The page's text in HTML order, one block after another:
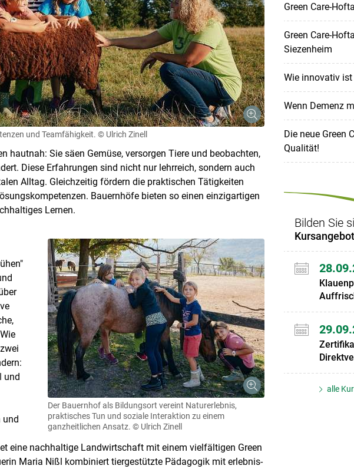
Skip to main content
und Teamfähigkeit. © Ulrich Zinell
hautnah: Sie säen Gemüse, versorgen Tiere und beobachten,
Diese Erfahrungen sind nicht nur lehrreich, sondern auch
Alltag. Gleichzeitig fördern die praktischen Tätigkeiten
Bauernhöfe bieten so einen einzigartigen
Lernen.
Der Bauernhof als Bildungsort vereint Naturerlebnis,
praktisches Tun und soziale Interaktion zu einem
ganzheitlichen Ansatz. © Ulrich Zinell
und
und
eine nachhaltige Landwirtschaft mit einem vielfältigen Green
Maria Nißl kombiniert tiergestützte Pädagogik mit erlebnis-
Green Care-
Green Care-
Siezenheim
Wie innovativ ist
Wenn Demenz
Die neue Green
Qualität!
Bilden Sie
alle